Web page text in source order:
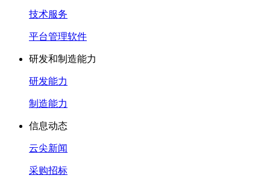
技术服务
平台管理软件
研发和制造能力
研发能力
制造能力
信息动态
云尖新闻
采购招标